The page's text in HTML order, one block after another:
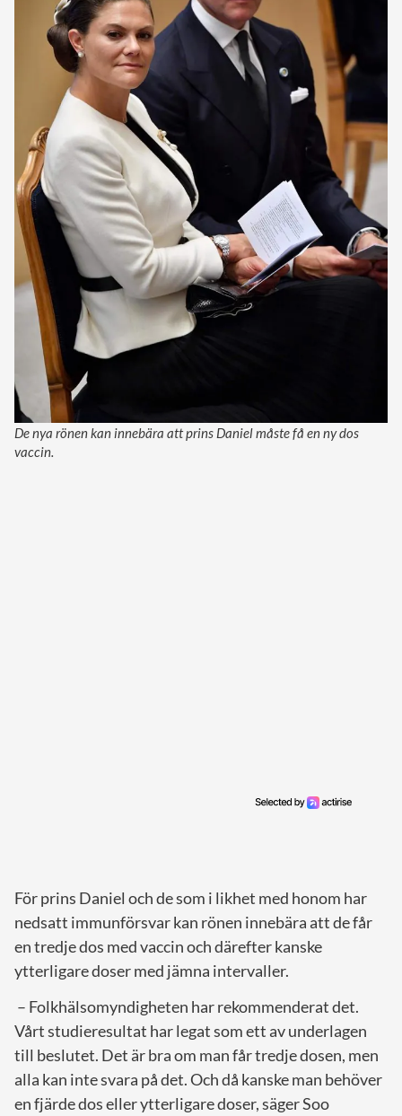
De nya rönen kan innebära att prins Daniel måste få en ny dos
vaccin.
För prins Daniel och de som i likhet med honom har
nedsatt immunförsvar kan rönen innebära att de får
en tredje dos med vaccin och därefter kanske
ytterligare doser med jämna intervaller.
– Folkhälsomyndigheten har rekommenderat det.
Vårt studieresultat har legat som ett av underlagen
till beslutet. Det är bra om man får tredje dosen, men
alla kan inte svara på det. Och då kanske man behöver
en fjärde dos eller ytterligare doser, säger Soo